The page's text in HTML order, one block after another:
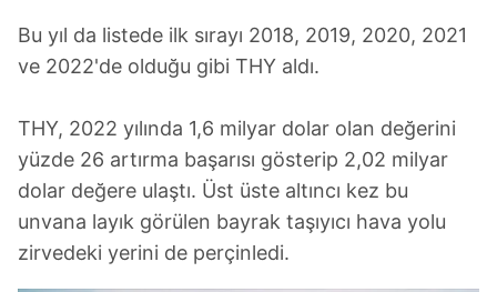
Bu yıl da listede ilk sırayı 2018, 2019, 2020, 2021
ve 2022'de olduğu gibi THY aldı.
THY, 2022 yılında 1,6 milyar dolar olan değerini
yüzde 26 artırma başarısı gösterip 2,02 milyar
dolar değere ulaştı. Üst üste altıncı kez bu
unvana layık görülen bayrak taşıyıcı hava yolu
zirvedeki yerini de perçinledi.